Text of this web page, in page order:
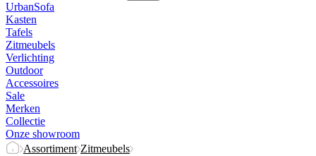
UrbanSofa
Kasten
Tafels
Zitmeubels
Verlichting
Outdoor
Accessoires
Sale
Merken
Collectie
Onze showroom
Assortiment Zitmeubels